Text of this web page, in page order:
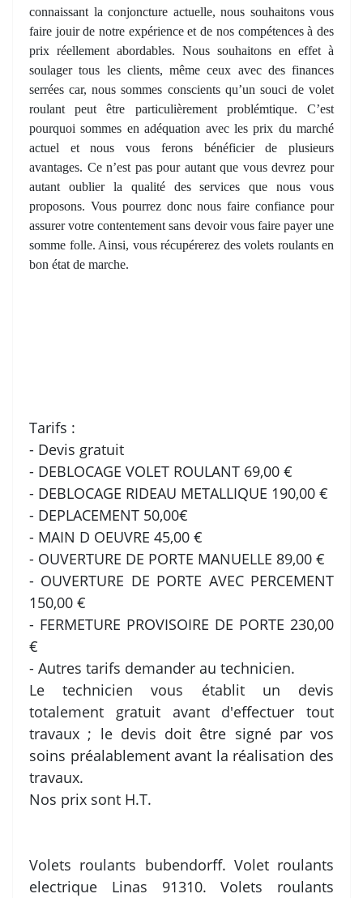
connaissant la conjoncture actuelle, nous souhaitons vous
faire jouir de notre expérience et de nos compétences à des
prix réellement abordables. Nous souhaitons en effet à
soulager tous les clients, même ceux avec des finances
serrées car, nous sommes conscients qu’un souci de volet
roulant peut être particulièrement problémtique. C’est
pourquoi sommes en adéquation avec les prix du marché
actuel et nous vous ferons bénéficier de plusieurs
avantages. Ce n’est pas pour autant que vous devrez pour
autant oublier la qualité des services que nous vous
proposons. Vous pourrez donc nous faire confiance pour
assurer votre contentement sans devoir vous faire payer une
somme folle. Ainsi, vous récupérerez des volets roulants en
bon état de marche.
Tarifs :
- Devis gratuit
- DEBLOCAGE VOLET ROULANT 69,00 €
- DEBLOCAGE RIDEAU METALLIQUE 190,00 €
- DEPLACEMENT 50,00€
- MAIN D OEUVRE 45,00 €
- OUVERTURE DE PORTE MANUELLE 89,00 €
- OUVERTURE DE PORTE AVEC PERCEMENT
150,00 €
- FERMETURE PROVISOIRE DE PORTE 230,00
€
- Autres tarifs demander au technicien.
Le technicien vous établit un devis
totalement gratuit avant d'effectuer tout
travaux ; le devis doit être signé par vos
soins préalablement avant la réalisation des
travaux.
Nos prix sont H.T.
Volets roulants bubendorff. Volet roulants
electrique Linas 91310. Volets roulants